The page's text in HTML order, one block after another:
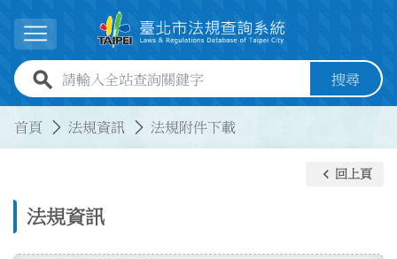
展開選單
全站查詢關鍵字欄位 搜尋
首頁 法規資訊 法規附件下載
法規資訊
keyboard_arrow_left 回上頁